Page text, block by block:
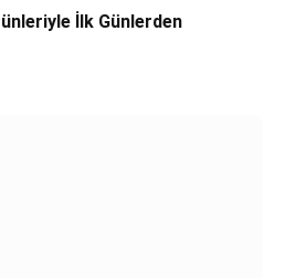
İlk Günlerden